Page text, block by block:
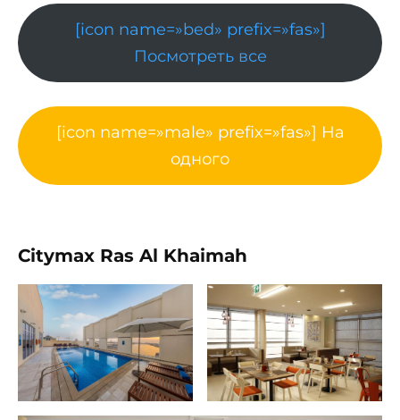
[icon name=»bed» prefix=»fas»]
Посмотреть все
[icon name=»male» prefix=»fas»] На
одного
Citymax Ras Al Khaimah